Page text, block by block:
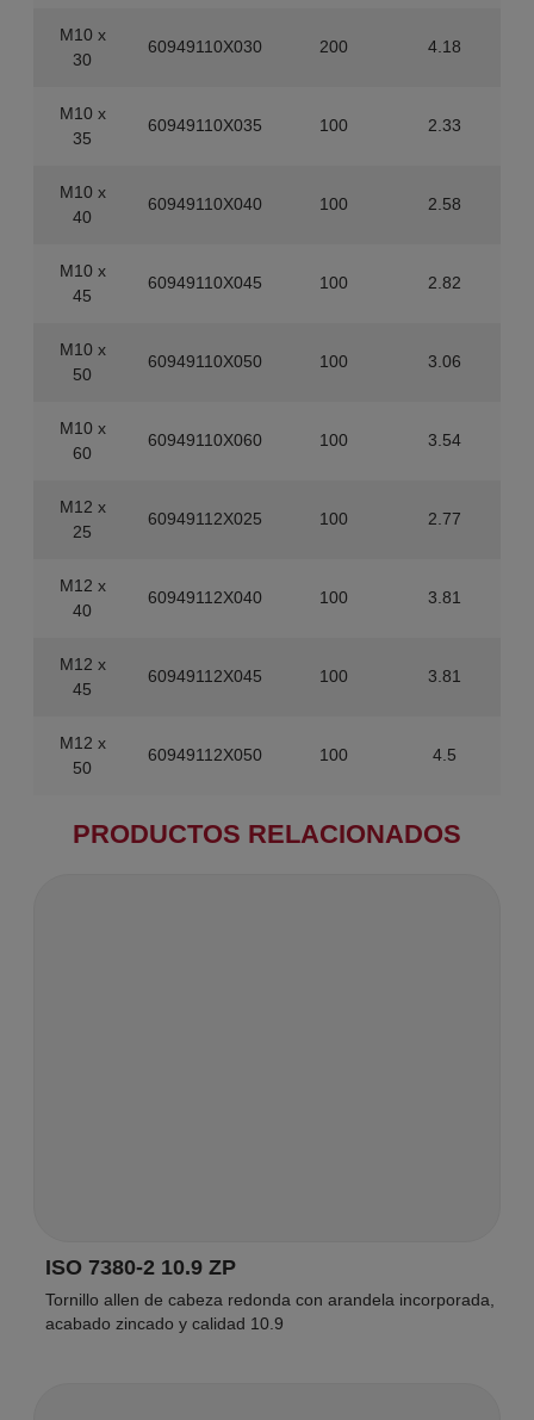
M10 x
30
60949110X030 200 4.18
M10 x
35
60949110X035 100 2.33
M10 x
40
60949110X040 100 2.58
M10 x
45
60949110X045 100 2.82
M10 x
50
60949110X050 100 3.06
M10 x
60
60949110X060 100 3.54
M12 x
25
60949112X025 100 2.77
M12 x
40
60949112X040 100 3.81
M12 x
45
60949112X045 100 3.81
M12 x
50
60949112X050 100 4.5
PRODUCTOS RELACIONADOS
ISO 7380-2 10.9 ZP
Tornillo allen de cabeza redonda con arandela incorporada,
acabado zincado y calidad 10.9